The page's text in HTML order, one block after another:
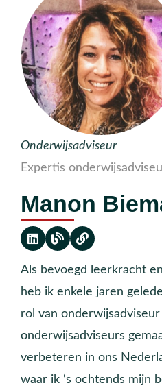
Onderwijsadviseur
Expertis
Manon
Als bevoegd leerkracht
heb ik enkele jaren
rol van
onderwijsadviseurs
verbeteren in ons
waar ik ‘s ochtends mijn